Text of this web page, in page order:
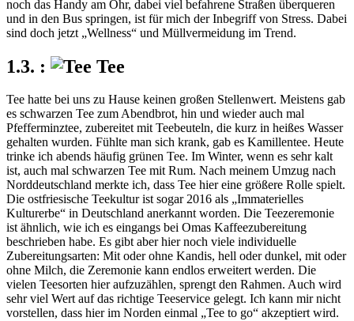
noch das Handy am Ohr, dabei viel befahrene Straßen überqueren
und in den Bus springen, ist für mich der Inbegriff von Stress. Dabei
sind doch jetzt
Wellness und Müllvermeidung im Trend.
Tee
Tee hatte bei uns zu Hause keinen großen Stellenwert. Meistens gab
es schwarzen Tee zum Abendbrot, hin und wieder auch mal
Pfefferminztee, zubereitet mit Teebeuteln, die kurz in heißes Wasser
gehalten wurden. Fühlte man sich krank, gab es Kamillentee. Heute
trinke ich abends häufig grünen Tee. Im Winter, wenn es sehr kalt
ist, auch mal schwarzen Tee mit Rum. Nach meinem Umzug nach
Norddeutschland merkte ich, dass Tee hier eine größere Rolle spielt.
Die ostfriesische Teekultur ist sogar 2016 als
Immaterielles
Kulturerbe
in Deutschland anerkannt worden. Die Teezeremonie
ist ähnlich, wie ich es eingangs bei Omas Kaffeezubereitung
beschrieben habe. Es gibt aber hier noch viele individuelle
Zubereitungsarten: Mit oder ohne Kandis, hell oder dunkel, mit oder
ohne Milch, die Zeremonie kann endlos erweitert werden. Die
vielen Teesorten hier aufzuzählen, sprengt den Rahmen. Auch wird
sehr viel Wert auf das richtige Teeservice gelegt. Ich kann mir nicht
vorstellen, dass hier im Norden einmal
Tee to go akzeptiert wird.